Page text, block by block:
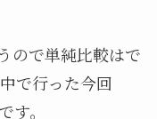
ので単純比較はで
で行った今回
。